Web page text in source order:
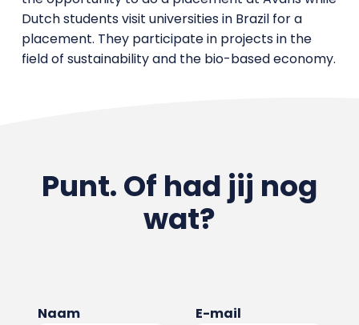
Dutch students visit universities in Brazil for a
placement. They participate in projects in the
field of sustainability and the bio-based economy.
Punt. Of had jij nog
wat?
Naam E-mail